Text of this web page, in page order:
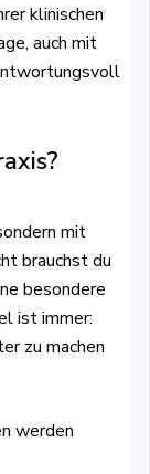
klinischen
auch mit
mit
brauchst du
besondere
ist immer:
zu machen
werden